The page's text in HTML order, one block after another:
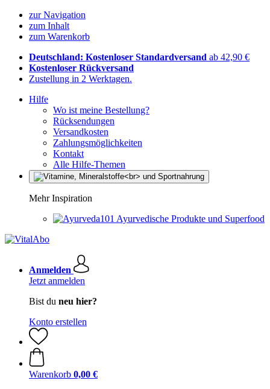
zur Navigation
zum Inhalt
zum Warenkorb
Deutschland: Kostenloser Standardversand ab 42,90 €
Kostenloser Rückversand
Zustellung in 2 Werktagen.
Hilfe
Wo ist meine Bestellung?
Rücksendungen
Versandkosten
Zahlungsmöglichkeiten
Kontakt
Alle Hilfe-Themen
Mehr Inspiration
Ayurvedische Produkte und Superfood
Anmelden
Jetzt anmelden
Bist du neu hier?
Konto erstellen
Warenkorb 0,00 €